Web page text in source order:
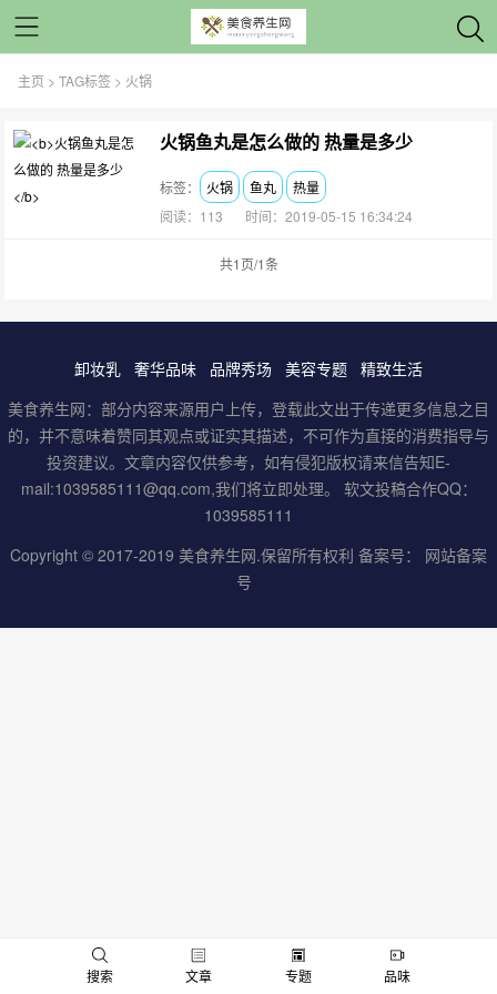
主页 >TAG标签 > 火锅
火锅鱼丸是怎么做的 热量是多少
标签： 火锅 鱼丸
热量
阅读：113
时间：2019-05-15 16:34:24
共1页/1条
卸妆乳 奢华品味 品牌秀场 美容专题 精致生活
美食养生网：部分内容来源用户上传，登载此文出于传递更多信息之目
的，并不意味着赞同其观点或证实其描述，不可作为直接的消费指导与
投资建议。文章内容仅供参考，如有侵犯版权请来信告知E-
mail:1039585111@qq.com,我们将立即处理。 软文投稿合作QQ：
1039585111
Copyright © 2017-2019 美食养生网.保留所有权利 备案号： 网站备案
号
搜索 文章 专题
品味